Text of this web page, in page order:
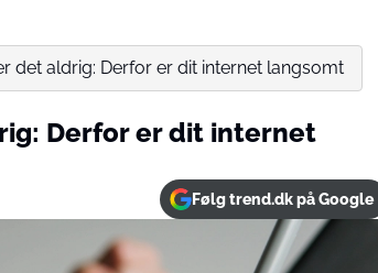
det aldrig: Derfor er dit internet langsomt
Derfor er dit internet
Følg trend.dk på Google